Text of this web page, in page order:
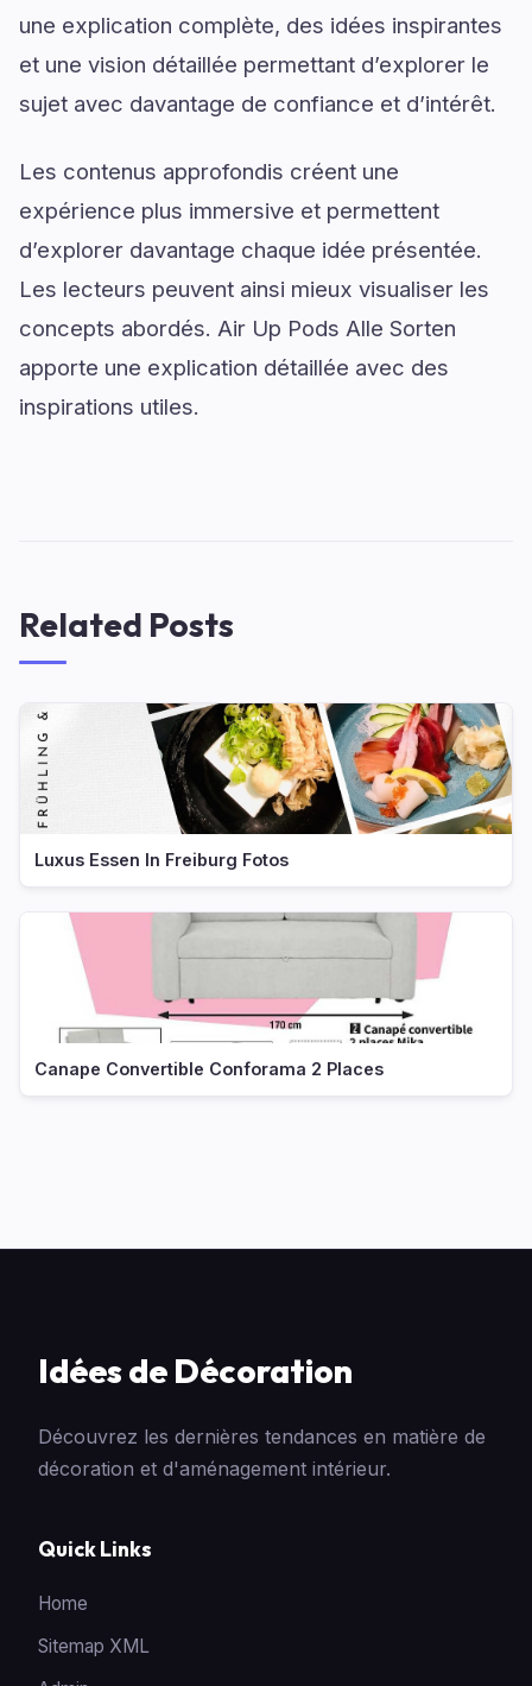
une explication complète, des idées inspirantes
et une vision détaillée permettant d’explorer le
sujet avec davantage de confiance et d’intérêt.
Les contenus approfondis créent une
expérience plus immersive et permettent
d’explorer davantage chaque idée présentée.
Les lecteurs peuvent ainsi mieux visualiser les
concepts abordés. Air Up Pods Alle Sorten
apporte une explication détaillée avec des
inspirations utiles.
Related Posts
Luxus Essen In Freiburg Fotos
Canape Convertible Conforama 2 Places
Idées de Décoration
Découvrez les dernières tendances en matière de
décoration et d'aménagement intérieur.
Quick Links
Home
Sitemap XML